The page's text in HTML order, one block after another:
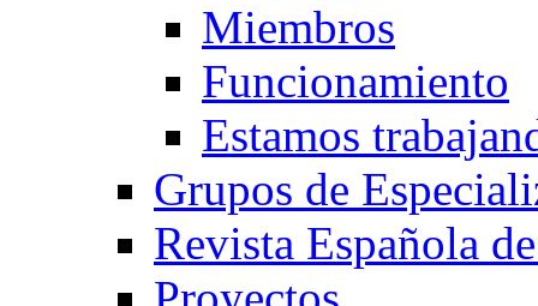
Miembros
Funcionamiento
Estamos
Grupos de
Revista Española